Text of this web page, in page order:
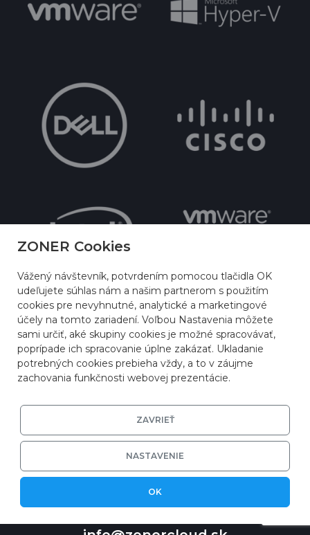
ZONER Cookies
Vážený návštevník, potvrdením pomocou tlačidla OK
udeľujete súhlas nám a našim partnerom s použitím
cookies pre nevyhnutné, analytické a marketingové
účely na tomto zariadení. Voľbou Nastavenia môžete
sami určiť, aké skupiny cookies je možné spracovávať,
poprípade ich spracovanie úplne zakázať. Ukladanie
potrebných cookies prebieha vždy, a to v záujme
zachovania funkčnosti webovej prezentácie.
ZAVRIEŤ
NASTAVENIE
OK